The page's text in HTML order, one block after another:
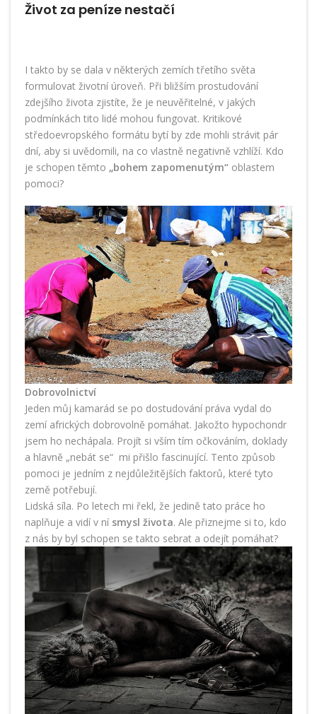
Život za peníze nestačí
I takto by se dala v některých zemích třetího světa
formulovat životní úroveň. Při bližším prostudování
zdejšího života zjistíte, že je neuvěřitelné, v jakých
podmínkách tito lidé mohou fungovat. Kritikové
středoevropského formátu bytí by zde mohli strávit pár
dní, aby si uvědomili, na co vlastně negativně vzhlíží. Kdo
je schopen těmto „bohem zapomenutým“ oblastem
pomoci?
Dobrovolnictví
Jeden můj kamarád se po dostudování práva vydal do
zemí afrických dobrovolně pomáhat. Jakožto hypochondr
jsem ho nechápala. Projít si vším tím očkováním, doklady
a hlavně „nebát se“ mi přišlo fascinující. Tento způsob
pomoci je jedním z nejdůležitějších faktorů, které tyto
země potřebují.
Lidská síla. Po letech mi řekl, že jedině tato práce ho
naplňuje a vidí v ní smysl života. Ale přiznejme si to, kdo
z nás by byl schopen se takto sebrat a odejít pomáhat?